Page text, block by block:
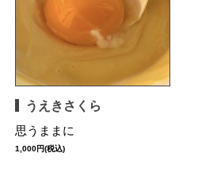
うえきさくら
思うままに
1,000円(税込)